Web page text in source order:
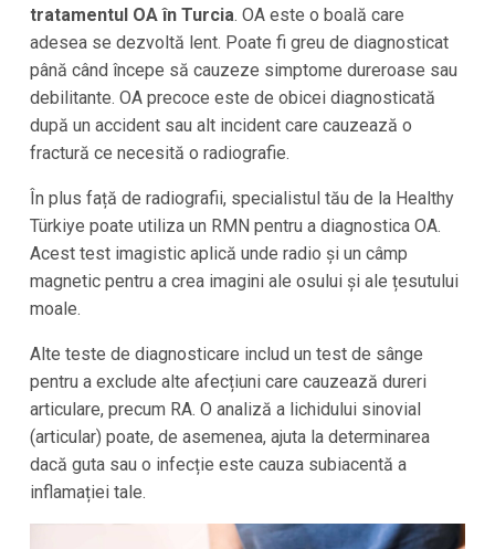
tratamentul OA în Turcia. OA este o boală care
adesea se dezvoltă lent. Poate fi greu de diagnosticat
până când începe să cauzeze simptome dureroase sau
debilitante. OA precoce este de obicei diagnosticată
după un accident sau alt incident care cauzează o
fractură ce necesită o radiografie.
În plus față de radiografii, specialistul tău de la Healthy
Türkiye poate utiliza un RMN pentru a diagnostica OA.
Acest test imagistic aplică unde radio și un câmp
magnetic pentru a crea imagini ale osului și ale țesutului
moale.
Alte teste de diagnosticare includ un test de sânge
pentru a exclude alte afecțiuni care cauzează dureri
articulare, precum RA. O analiză a lichidului sinovial
(articular) poate, de asemenea, ajuta la determinarea
dacă guta sau o infecție este cauza subiacentă a
inflamației tale.